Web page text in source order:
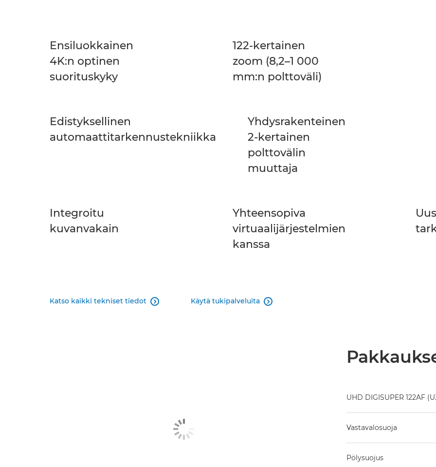
Ensiluokkainen
4K:n optinen
suorituskyky
122-kertainen
zoom (8,2–1 000
mm:n polttoväli)
Edistyksellinen
automaattitarkennustekniikka
Yhdysrakenteinen
2-kertainen
polttovälin
muuttaja
Integroitu
kuvanvakain
Yhteensopiva
virtuaalijärjestelmien
kanssa
Katso kaikki tekniset tiedot  Käytä tukipalveluita 
UHD DIGISUPER 122AF
Vastavalosuoja
Pölysuojus